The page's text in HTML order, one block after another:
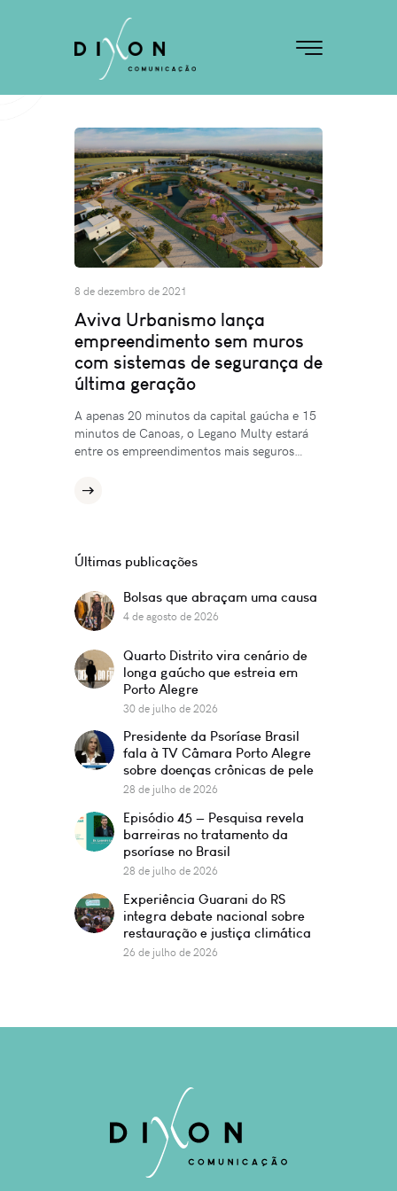
8 de dezembro de 2021
Aviva Urbanismo lança
empreendimento sem muros
com sistemas de segurança de
última geração
A apenas 20 minutos da capital gaúcha e 15
minutos de Canoas, o Legano Multy estará
entre os empreendimentos mais seguros…
Últimas publicações
Bolsas que abraçam uma causa
4 de agosto de 2026
Quarto Distrito vira cenário de
longa gaúcho que estreia em
Porto Alegre
30 de julho de 2026
Presidente da Psoríase Brasil
fala à TV Câmara Porto Alegre
sobre doenças crônicas de pele
28 de julho de 2026
Episódio 45 — Pesquisa revela
barreiras no tratamento da
psoríase no Brasil
28 de julho de 2026
Experiência Guarani do RS
integra debate nacional sobre
restauração e justiça climática
26 de julho de 2026